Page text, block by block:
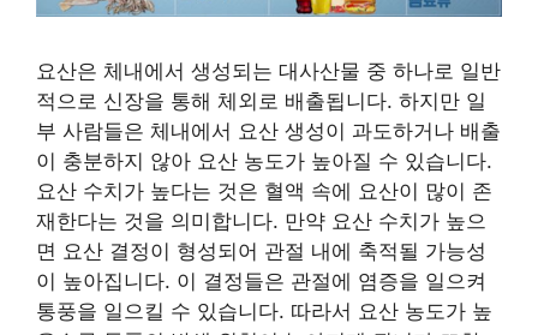
요산은 체내에서 생성되는 대사산물 중 하나로 일반
적으로 신장을 통해 체외로 배출됩니다. 하지만 일
부 사람들은 체내에서 요산 생성이 과도하거나 배출
이 충분하지 않아 요산 농도가 높아질 수 있습니다.
요산 수치가 높다는 것은 혈액 속에 요산이 많이 존
재한다는 것을 의미합니다. 만약 요산 수치가 높으
면 요산 결정이 형성되어 관절 내에 축적될 가능성
이 높아집니다. 이 결정들은 관절에 염증을 일으켜
통풍을 일으킬 수 있습니다. 따라서 요산 농도가 높